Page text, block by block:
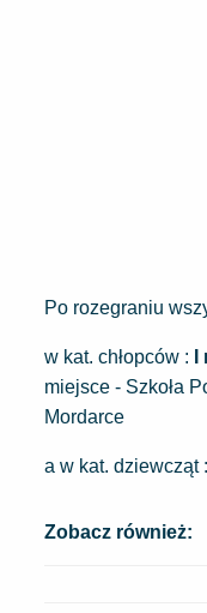
Po rozegraniu
w kat. chłopców :
miejsce - Szkoła
Mordarce
a w kat. dziewcząt :
Zobacz również: